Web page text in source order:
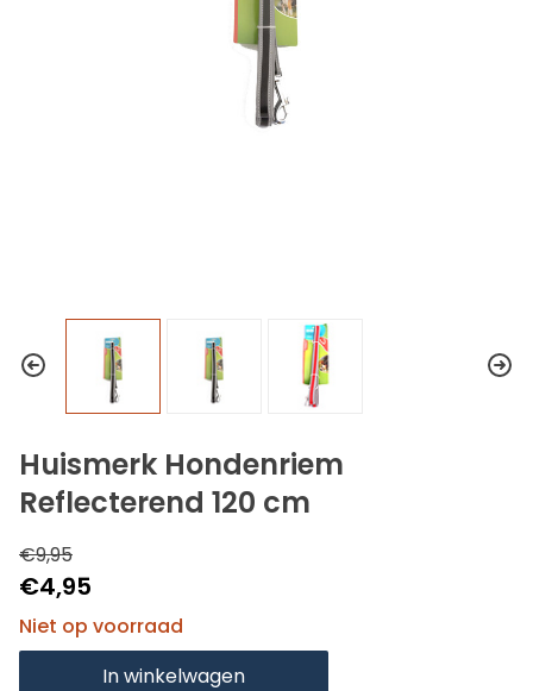
Huismerk Hondenriem
Reflecterend 120 cm
€9,95
€4,95
Niet op voorraad
In winkelwagen